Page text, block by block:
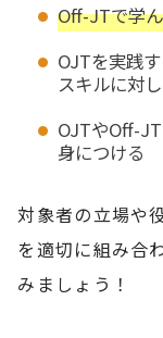
Off-JTで学
OJTを実践
スキルに対
OJTやOff-
身につける
対象者の立場や
を適切に組み合
みましょう！